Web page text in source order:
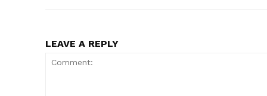
LEAVE A REPLY